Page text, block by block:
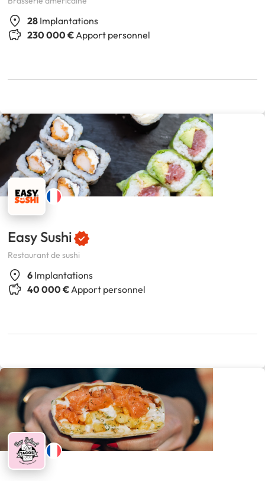
28 Implantations
230 000 € Apport personnel
Easy Sushi
Restaurant de sushi
6 Implantations
40 000 € Apport personnel